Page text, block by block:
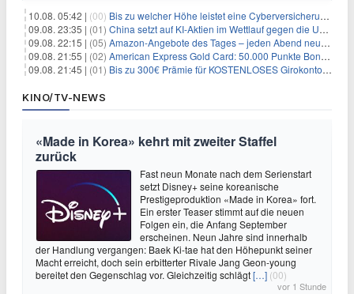
10.08. 05:42 | (00) Bis zu welcher Höhe leistet eine Cyberversicherung?
09.08. 23:35 | (01) China setzt auf KI-Aktien im Wettlauf gegen die USA um Chip- und Technologiedominanz
09.08. 22:15 | (05) Amazon-Angebote des Tages – jeden Abend neue Deals zum Stöbern
09.08. 21:55 | (02) American Express Gold Card: 50.000 Punkte Bonus + Metall-Kreditkarte
09.08. 21:45 | (01) Bis zu 300€ Prämie für KOSTENLOSES Girokonto bei der Santander – 50€ schon nach 1 Woche!
KINO/TV-NEWS
«Made in Korea» kehrt mit zweiter Staffel
zurück
Fast neun Monate nach dem Serienstart
setzt Disney+ seine koreanische
Prestigeproduktion «Made in Korea» fort.
Ein erster Teaser stimmt auf die neuen
Folgen ein, die Anfang September
erscheinen. Neun Jahre sind innerhalb
der Handlung vergangen: Baek Ki-tae hat den Höhepunkt seiner
Macht erreicht, doch sein erbitterter Rivale Jang Geon-young
bereitet den Gegenschlag vor. Gleichzeitig schlägt[…] (00)
vor 1 Stunde